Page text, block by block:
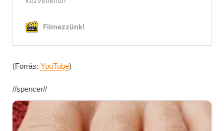
(Forrás: YouTube)
//spencer//